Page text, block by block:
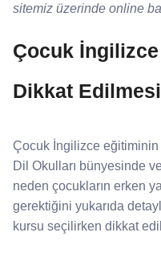
sitemiz üzerinde online
Çocuk
Dikkat
Çocuk İngilizce eğitiminin
Dil Okulları bünyesinde
neden çocukların erken
gerektiğini yukarıda
kursu seçilirken dikkat